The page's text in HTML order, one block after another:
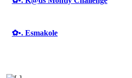
✿ •. Esmakole